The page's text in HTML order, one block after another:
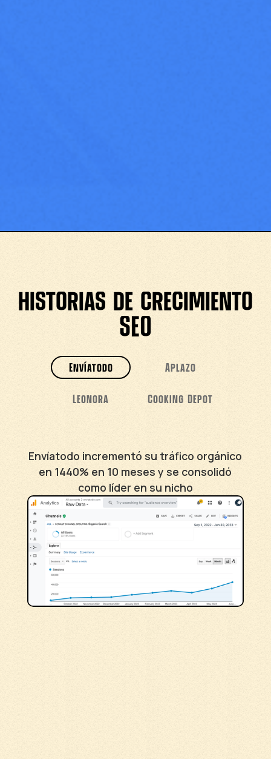
historias de crecimiento
SEO
Envíatodo Aplazo
Leonora Cooking Depot
Envíatodo incrementó su tráfico orgánico
en 1440% en 10 meses y se consolidó
como líder en su nicho